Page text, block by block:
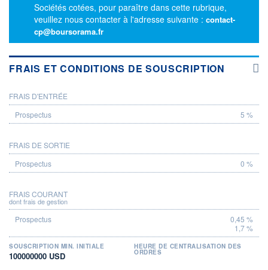
Sociétés cotées, pour paraître dans cette rubrique,
veuillez nous contacter à l'adresse suivante : contact-
cp@boursorama.fr
FRAIS ET CONDITIONS DE SOUSCRIPTION
PROSPECTUS
FRAIS D'ENTRÉE
5 %
FRAIS DE SORTIE
0 %
FRAIS COURANT
dont frais de gestion
0,45 %
1,7 %
SOUSCRIPTION MIN. INITIALE
100000000 USD
HEURE DE CENTRALISATION DES
ORDRES